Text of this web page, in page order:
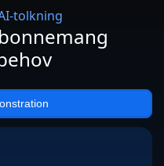
tolkning